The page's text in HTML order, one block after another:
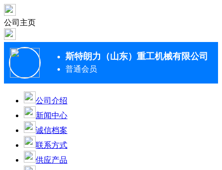
公司主页
斯特朗力（山东）重工机械有限公司
普通会员
公司介绍
新闻中心
诚信档案
联系方式
供应产品